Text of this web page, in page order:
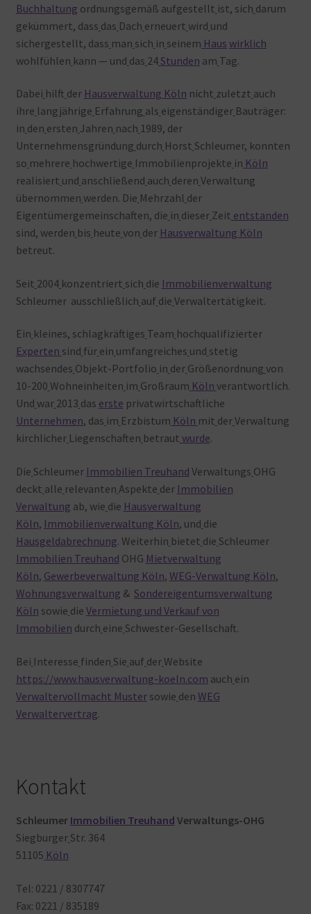
Buchhaltung ordnungsgemäß aufgestellt ist, sich darum
gekümmert, dass das Dach erneuert wird und
sichergestellt, dass man sich in seinem Haus wirklich
wohlfühlen kann — und das 24Stunden am Tag.
Dabei hilft der Hausverwaltung Köln nicht zuletzt auch
ihre langjährige Erfahrung als eigenständiger Bauträger:
in den ersten Jahren nach 1989, der
Unternehmensgründung durch Horst Schleumer, konnten
so mehrere hochwertige Immobilienprojekte in Köln
realisiert und anschließend auch deren Verwaltung
übernommen werden. Die Mehrzahl der
Eigentümergemeinschaften, die in dieser Zeit entstanden
sind, werden bis heute von der Hausverwaltung Köln
betreut.
Seit 2004 konzentriert sich die Immobilienverwaltung
Schleumer ausschließlich auf die Verwaltertätigkeit.
Ein kleines, schlagkräftiges Team hochqualifizierter
Experten sind für ein umfangreiches und stetig
wachsendes Objekt-Portfolio in der Größenordnung von
10-200 Wohneinheiten im Großraum Köln verantwortlich.
Und war 2013 das erste privatwirtschaftliche
Unternehmen, das im Erzbistum Köln mit derVerwaltung
kirchlicher Liegenschaften betraut wurde.
Die Schleumer Immobilien Treuhand Verwaltungs OHG
deckt alle relevanten Aspekte der Immobilien
Verwaltung ab, wie die Hausverwaltung
Köln, Immobilienverwaltung Köln, und die
Hausgeldabrechnung. Weiterhin bietet die Schleumer
Immobilien Treuhand OHG Mietverwaltung
Köln, Gewerbeverwaltung Köln, WEG-Verwaltung Köln,
Wohnungsverwaltung & Sondereigentumsverwaltung
Köln sowie die Vermietung und Verkauf von
Immobilien durch eine Schwester-Gesellschaft.
Bei Interesse finden Sie auf der Website
https://www.hausverwaltung-koeln.com auch ein
Verwaltervollmacht Mustersowie den WEG
Verwaltervertrag.
Kontakt
Schleumer Immobilien Treuhand Verwaltungs-OHG
Siegburger Str. 364
51105 Köln
Tel: 0221 / 8307747
Fax: 0221 / 835189